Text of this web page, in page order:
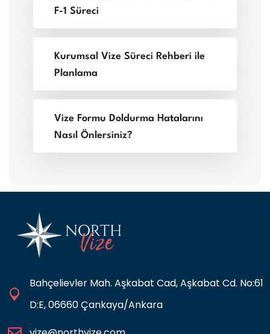
F-1 Süreci
Kurumsal Vize Süreci Rehberi ile
Planlama
Vize Formu Doldurma Hatalarını
Nasıl Önlersiniz?
Bahçelievler Mah. Aşkabat Cad, Aşkabat Cd. No:61
D:E, 06660 Çankaya/Ankara